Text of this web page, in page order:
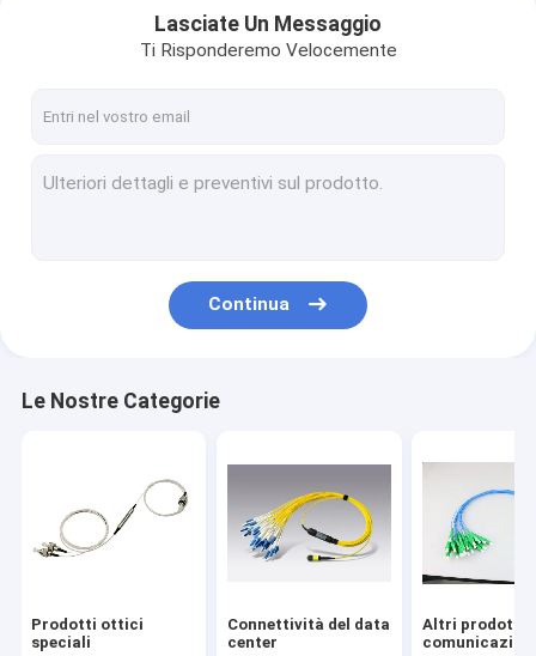
Lasciate Un Messaggio
Ti Risponderemo Velocemente
Continua
Le Nostre Categorie
Prodotti ottici
speciali
Connettività del data
center
Altri prodotti